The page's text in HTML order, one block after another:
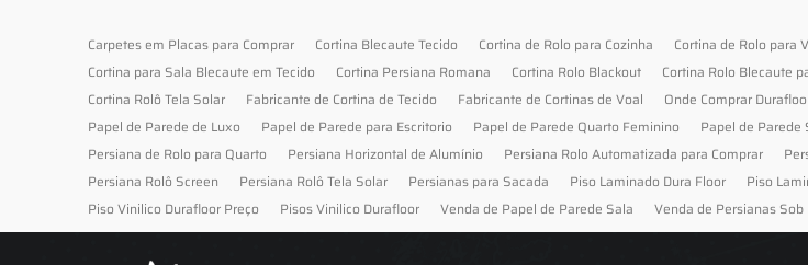
Carpetes em Placas para Comprar Cortina Blecaute Tecido Cortina de Rolo para Cozinha Cortina de Rolo para
Cortina para Sala Blecaute em Tecido
Cortina Persiana Romana Cortina Rolo Blackout Cortina Rolo Blecaute
Cortina Rolô Tela Solar
Fabricante de Cortina de Tecido Fabricante de Cortinas de Voal Onde Comprar
Papel de Parede de Luxo
Papel de Parede para Escritorio Papel de Parede Quarto Feminino Papel de Parede
Persiana de Rolo para Quarto
Persiana Horizontal de Alumínio Persiana Rolo Automatizada para Comprar
Persiana Rolô Screen
Persiana Rolô Tela Solar Persianas para Sacada Piso Laminado Dura Floor Piso
Piso Vinilico Durafloor Preço
Pisos Vinilico Durafloor Venda de Papel de Parede Sala Venda de Persianas